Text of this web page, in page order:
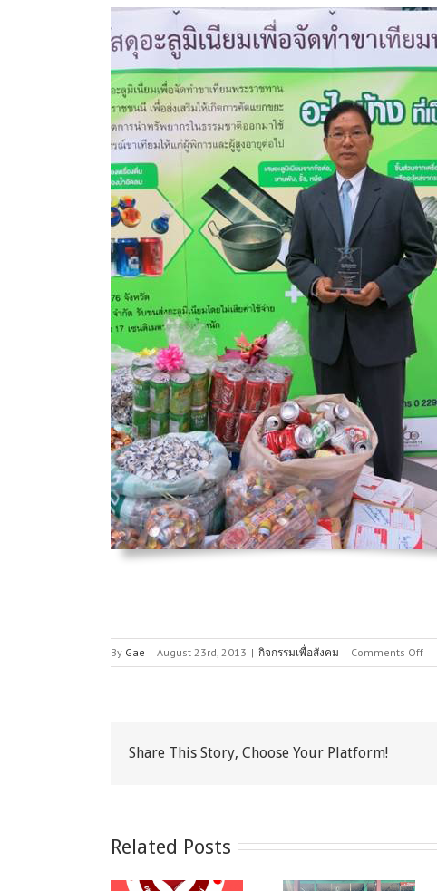
By Gae | August 23rd, 2013 | กิจกรรมเพื่อสังคม | Comments Offon
วัน
Share This Story, Choose Your Platform!
Related Posts